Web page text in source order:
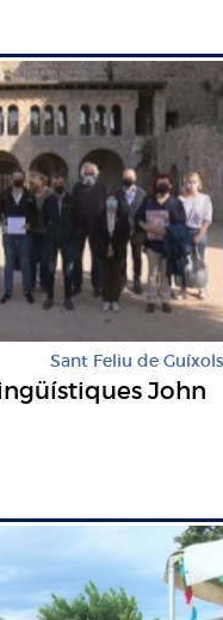
Sant Feliu de Guíxols
John